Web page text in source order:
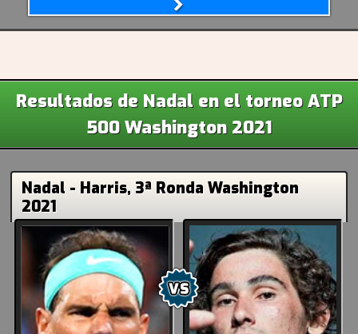
Resultados de Nadal en el torneo ATP
500 Washington 2021
Nadal - Harris, 3ª Ronda Washington
2021